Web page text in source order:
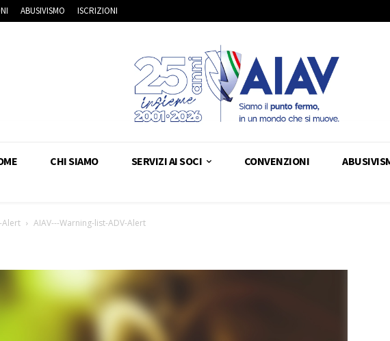
ABUSIVISMO ISCRIZIONI
CHI SIAMO SERVIZI AI SOCI CONVENZIONI
Alert AIAV---Warning-list-ADV-Alert